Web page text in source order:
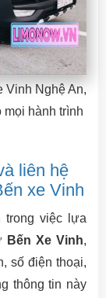
Vinh Nghệ An,
mọi hành trình
liên hệ
xe Vinh
trong việc lựa
Bến Xe Vinh,
số điện thoại,
thông tin này